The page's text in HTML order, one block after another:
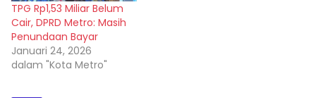
TPG Rp1,53 Miliar Belum
Cair, DPRD Metro: Masih
Penundaan Bayar
Januari 24, 2026
dalam "Kota Metro"